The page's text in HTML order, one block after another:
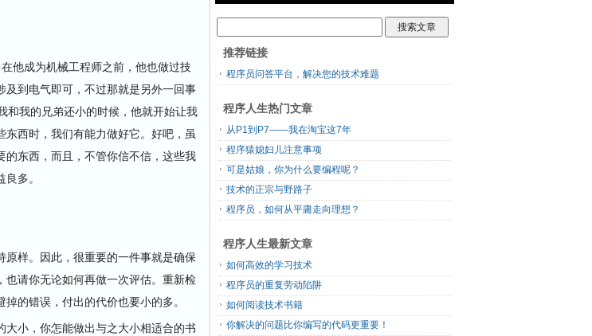
成为机械工程师之前，他也做过技
到电气即可，不过那就是另外一回事
和我的兄弟还小的时候，他就开始让我
西时，我们有能力做好它。好吧，虽
东西，而且，不管你信不信，这些我
多。
样。因此，很重要的一件事就是确保
请你无论如何再做一次评估。重新检
的错误，付出的代价也要小的多。
小，你怎能做出与之大小相适合的书
推荐链接
程序员问答平台，解决您的技术难题
程序人生热门文章
从P1到P7——我在淘宝这7年
程序猿媳妇儿注意事项
可是姑娘，你为什么要编程呢？
技术的正宗与野路子
程序员，如何从平庸走向理想？
程序人生最新文章
如何高效的学习技术
程序员的重复劳动陷阱
如何阅读技术书籍
你解决的问题比你编写的代码更重要！